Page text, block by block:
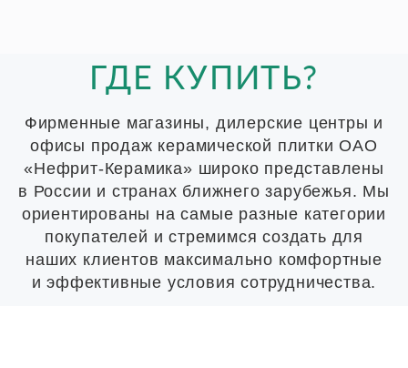
ГДЕ КУПИТЬ?
Фирменные магазины, дилерские центры и
офисы продаж керамической плитки ОАО
«Нефрит-Керамика» широко представлены
в России и странах ближнего зарубежья. Мы
ориентированы на самые разные категории
покупателей и стремимся создать для
наших клиентов максимально комфортные
и эффективные условия сотрудничества.